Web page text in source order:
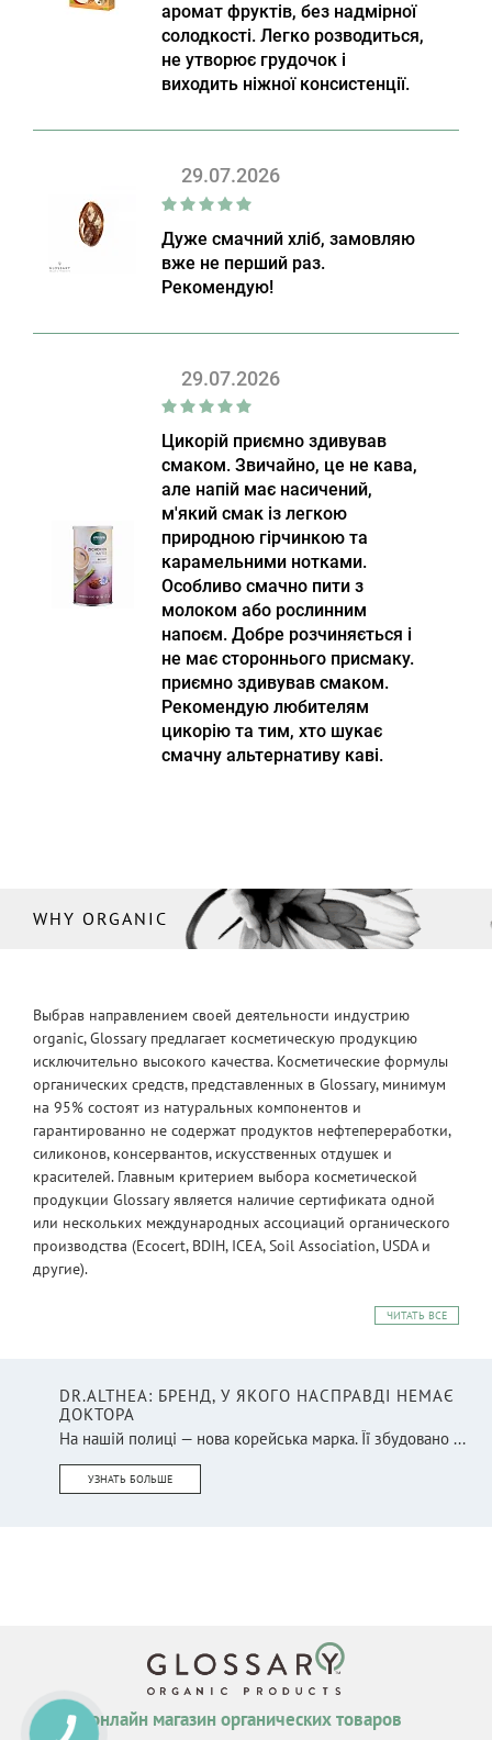
аромат фруктів, без надмірної
солодкості. Легко розводиться,
не утворює грудочок і
виходить ніжної консистенції.
29.07.2026
Дуже смачний хліб, замовляю
вже не перший раз.
Рекомендую!
29.07.2026
Цикорій приємно здивував
смаком. Звичайно, це не кава,
але напій має насичений,
м'який смак із легкою
природною гірчинкою та
карамельними нотками.
Особливо смачно пити з
молоком або рослинним
напоєм. Добре розчиняється і
не має стороннього присмаку.
приємно здивував смаком.
Рекомендую любителям
цикорію та тим, хто шукає
смачну альтернативу каві.
WHY ORGANIC
Выбрав направлением своей деятельности индустрию
organic, Glossary предлагает косметическую продукцию
исключительно высокого качества. Косметические формулы
органических средств, представленных в Glossary, минимум
на 95% состоят из натуральных компонентов и
гарантированно не содержат продуктов нефтепереработки,
силиконов, консервантов, искусственных отдушек и
красителей. Главным критерием выбора косметической
продукции Glossary является наличие сертификата одной
или нескольких международных ассоциаций органического
производства (Ecocert, BDIH, ICEA, Soil Association, USDA и
другие).
ЧИТАТЬ ВСЕ
DR.ALTHEA: БРЕНД, У ЯКОГО НАСПРАВДІ НЕМАЄ
ДОКТОРА
На нашій полиці — нова корейська марка. Її збудовано ...
УЗНАТЬ БОЛЬШЕ
онлайн магазин органических товаров
КНОПКА
СВЯЗИ